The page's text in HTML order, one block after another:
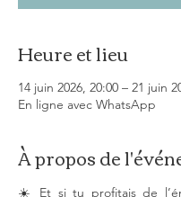
Heure et lieu
14 juin 2026, 20:00 – 21 juin
En ligne avec WhatsApp
À propos de
☀️ Et si tu profitais de